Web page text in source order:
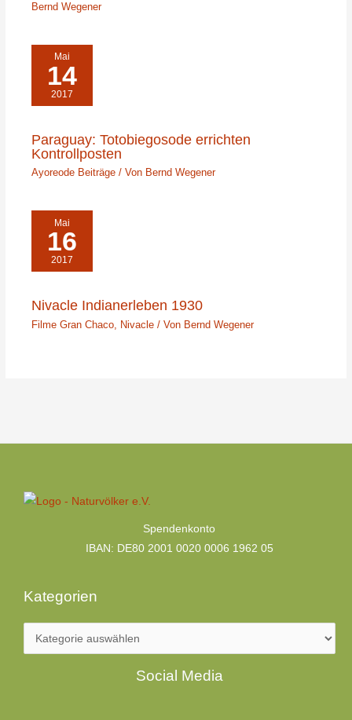
Bernd Wegener
Mai
14
2017
Paraguay: Totobiegosode errichten
Kontrollposten
Ayoreode Beiträge / Von Bernd Wegener
Mai
16
2017
Nivacle Indianerleben 1930
Filme Gran Chaco Nivacle / Von Bernd Wegener
Spendenkonto
IBAN: DE80 2001 0020 0006 1962 05
Kategorien
Social Media
Facebook
LinkedIn